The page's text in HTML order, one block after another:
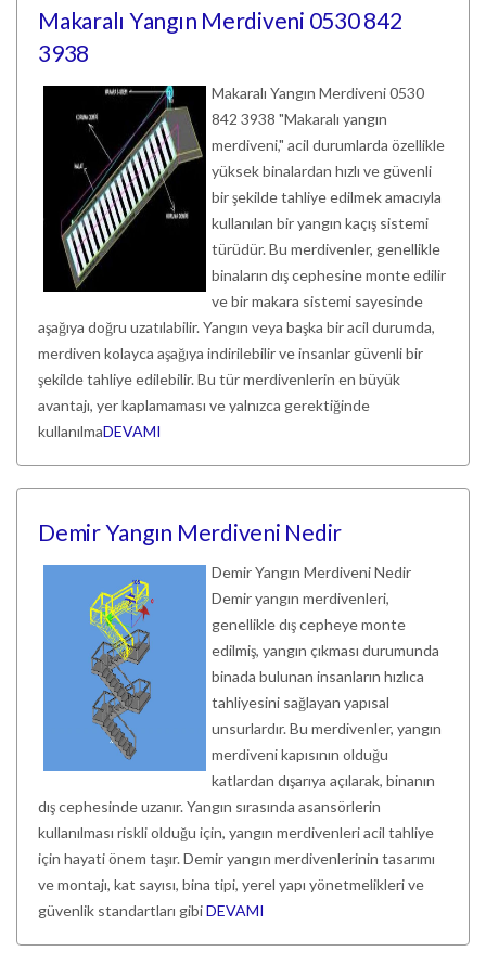
Makaralı Yangın Merdiveni 0530 842
3938
Makaralı Yangın Merdiveni 0530
842 3938 "Makaralı yangın
merdiveni," acil durumlarda özellikle
yüksek binalardan hızlı ve güvenli
bir şekilde tahliye edilmek amacıyla
kullanılan bir yangın kaçış sistemi
türüdür. Bu merdivenler, genellikle
binaların dış cephesine monte edilir
ve bir makara sistemi sayesinde
aşağıya doğru uzatılabilir. Yangın veya başka bir acil durumda,
merdiven kolayca aşağıya indirilebilir ve insanlar güvenli bir
şekilde tahliye edilebilir. Bu tür merdivenlerin en büyük
avantajı, yer kaplamaması ve yalnızca gerektiğinde
kullanılmaDEVAMI
Demir Yangın Merdiveni Nedir
Demir Yangın Merdiveni Nedir
Demir yangın merdivenleri,
genellikle dış cepheye monte
edilmiş, yangın çıkması durumunda
binada bulunan insanların hızlıca
tahliyesini sağlayan yapısal
unsurlardır. Bu merdivenler, yangın
merdiveni kapısının olduğu
katlardan dışarıya açılarak, binanın
dış cephesinde uzanır. Yangın sırasında asansörlerin
kullanılması riskli olduğu için, yangın merdivenleri acil tahliye
için hayati önem taşır. Demir yangın merdivenlerinin tasarımı
ve montajı, kat sayısı, bina tipi, yerel yapı yönetmelikleri ve
güvenlik standartları gibiDEVAMI